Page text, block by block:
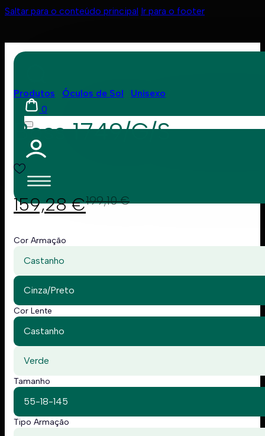
Saltar para o conteúdo principal Ir para o footer
0
Produtos Óculos de Sol Unisexo
Boss 1749/G/S
199,10€
159,28€
Cor Armação
Castanho
Cinza/Preto
Cor Lente
Castanho
Verde
Tamanho
55-18-145
Tipo Armação